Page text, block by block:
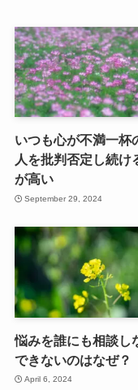
いつも心が不満一杯
人を批判否定し続け
が高い
September 29, 2024
悩みを誰にも相談し
できないのはなぜ？
April 6, 2024